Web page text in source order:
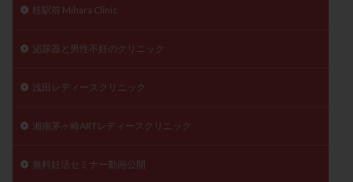
桂駅前 Mihara Clinic
泌尿器と男性不妊のクリニック
浅田レディースクリニック
湘南茅ヶ崎ARTレディースクリニック
無料妊活セミナー動画公開